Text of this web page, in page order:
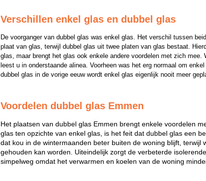
Verschillen enkel glas en dubbel glas
De voorganger van dubbel glas was enkel glas. Het verschil tussen
plaat van glas, terwijl dubbel glas uit twee platen van glas bestaat.
glas, maar brengt het glas ook enkele andere voordelen met zich
leest u in onderstaande alinea. Voorheen was het erg normaal om
dubbel glas in de vorige eeuw wordt enkel glas eigenlijk nooit meer
Voordelen dubbel glas Emmen
Het plaatsen van dubbel glas Emmen brengt enkele voordelen
glas ten opzichte van enkel glas, is het feit dat dubbel glas een
dat kou in de wintermaanden beter buiten de woning blijft, terwijl
gehouden kan worden. Uiteindelijk zorgt de verbeterde
simpelweg omdat het verwarmen en koelen van de woning